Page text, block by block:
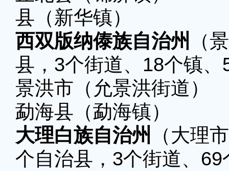
县（新华镇）
西双版纳傣族自治州
（
县，3个街道、18个镇
景洪市（允景洪街道）
勐海县（勐海镇）
大理白族自治州
（大理
个自治县，3个街道、